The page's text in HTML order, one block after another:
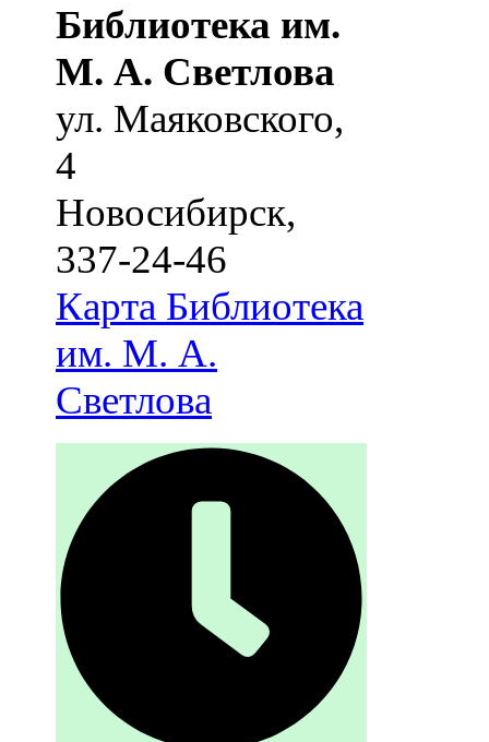
Библиотека им.
М. А. Светлова
ул. Маяковского,
4
Новосибирск,
337-24-46
Карта Библиотека
им. М. А.
Светлова